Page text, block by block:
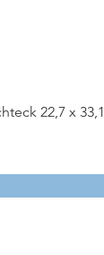
22,7 x